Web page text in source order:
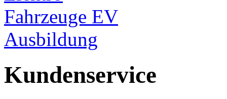
Fahrzeuge EV
Ausbildung
Kundenservice